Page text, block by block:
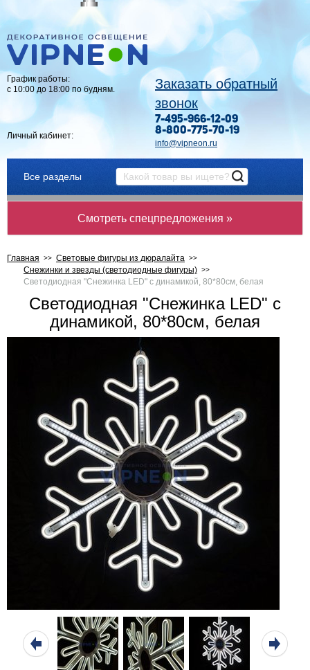
График работы:
с 10:00 до 18:00 по будням.
Личный кабинет:
Заказать обратный
звонок
7-495-966-12-09
8-800-775-70-19
info@vipneon.ru
Все разделы
Смотреть спецпредложения »
Главная
Световые фигуры из дюралайта
Снежинки и звезды (светодиодные фигуры)
Светодиодная "Снежинка LED" с динамикой, 80*80см, белая
Светодиодная "Снежинка LED" с
динамикой, 80*80см, белая